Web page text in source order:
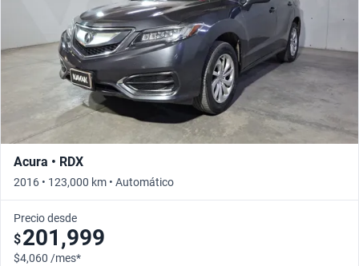
Acura • RDX
2016 • 123,000 km • Automático
Precio desde
$201,999
$4,060 /mes*